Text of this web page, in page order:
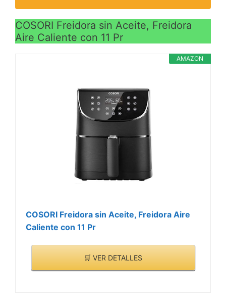
COSORI Freidora sin Aceite, Freidora
Aire Caliente con 11 Pr
AMAZON
COSORI Freidora sin Aceite, Freidora Aire
Caliente con 11 Pr
🛒 VER DETALLES